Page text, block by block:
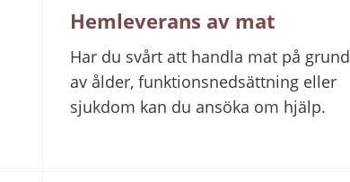
Hemleverans av mat
Har du svårt att handla mat på grund
av ålder, funktionsnedsättning eller
sjukdom kan du ansöka om hjälp.